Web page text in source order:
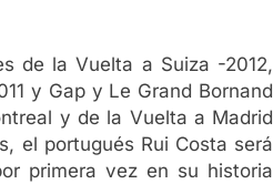
de la Vuelta a Suiza -2012,
y Gap y Le Grand Bornand
y de la Vuelta a Madrid
el portugués Rui Costa será
primera vez en su historia